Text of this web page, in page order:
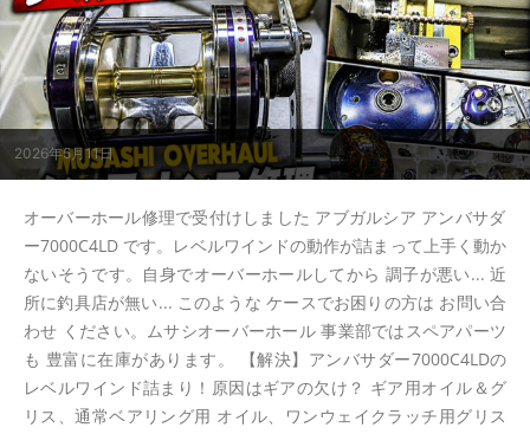
2026年5月11日
オーバーホール修理で受付けしました アブガルシア アンバサダ
ー7000C4LD です。レベルワインドの動作が詰まって上手く動か
ないそうです。自身でオーバーホールしてから 調子が悪い... 近
所に釣具店が無い... このような ケースでお困りの方は お問い合
わせ ください。ムサシオーバーホール 事業部ではスペアパーツ
も 豊富に在庫があります。 【解決】アンバサダー7000C4LDの
レベルワインド詰まり！原因はギアの欠け？ ギア用オイル＆グ
リス、通常ベアリング用 オイル、ワンウェイクラッチ用グリス